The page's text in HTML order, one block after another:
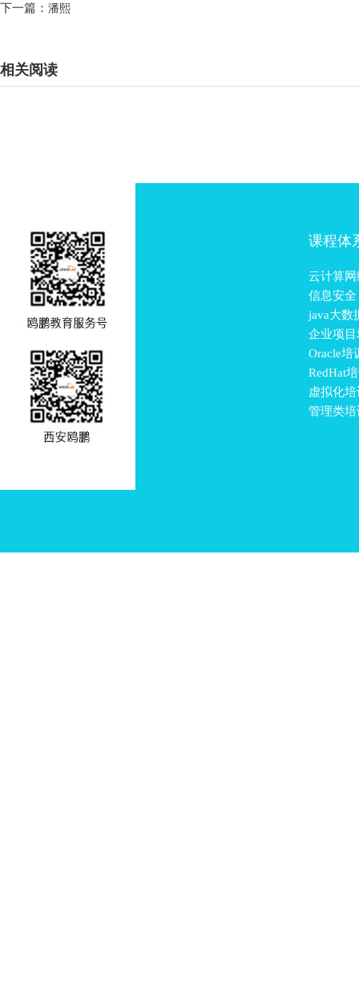
下一篇： 潘熙
相关阅读
课程体
云计算
信息安全
java大数
企业项目
Oracle培
RedHat
虚拟化培
管理类培